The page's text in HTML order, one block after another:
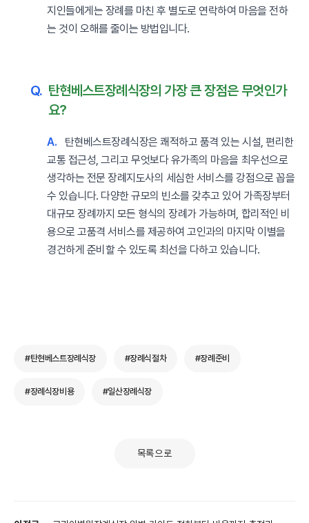
지인들에게는 장례를 마친 후 별도로 연락하여 마음을 전하
는 것이 오해를 줄이는 방법입니다.
Q. 탄현베스트장례식장의 가장 큰 장점은 무엇인가
요?
A.
탄현베스트장례식장은 쾌적하고 품격 있는 시설, 편리한
교통 접근성, 그리고 무엇보다 유가족의 마음을 최우선으로
생각하는 전문 장례지도사의 세심한 서비스를 강점으로 꼽을
수 있습니다. 다양한 규모의 빈소를 갖추고 있어 가족장부터
대규모 장례까지 모든 형식의 장례가 가능하며, 합리적인 비
용으로 고품격 서비스를 제공하여 고인과의 마지막 이별을
경건하게 준비할 수 있도록 최선을 다하고 있습니다.
#탄현베스트장례식장 #장례식절차 #장례준비
#장례식장비용 #일산장례식장
목록으로